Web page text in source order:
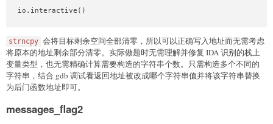
io.interactive()
strncpy 会将目标剩余空间全部清零，所以可以正确写入地址而无需考虑
将原本的地址剩余部分清零。实际做题时无需理解并修复 IDA 识别的栈上
变量类型，也无需精确计算需要构造的字符串个数。只需构造多个不同的
字符串，结合 gdb 调试看返回地址被改成哪个字符串值并将该字符串替换
为后门函数地址即可。
messages_flag2